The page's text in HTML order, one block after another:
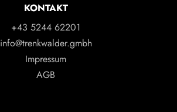
KONTAKT
+43 5244 62201
info@trenkwalder.gmbh
Impressum
AGB